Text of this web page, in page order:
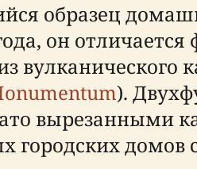
образец
он
вулканического
).
вырезанными
городских домов